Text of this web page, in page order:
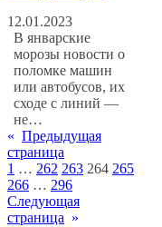
12.01.2023
В январские
морозы новости о
поломке машин
или автобусов, их
сходе с линий —
не…
« Предыдущая
страница
1 … 262 263 264 265
266 … 296
Следующая
страница »